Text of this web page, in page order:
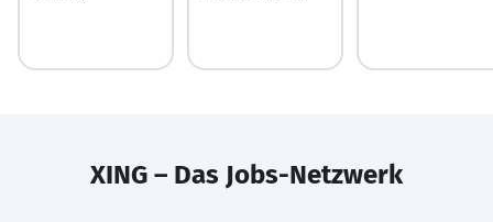
XING – Das Jobs-Netzwerk